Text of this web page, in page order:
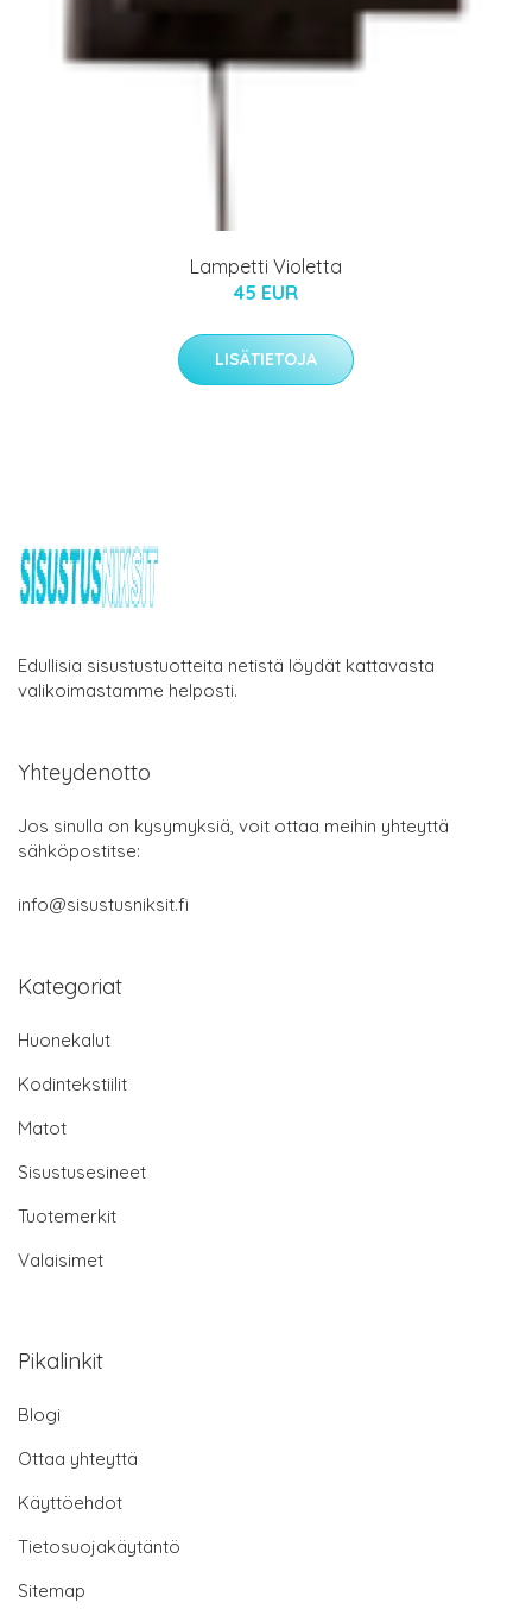
Lampetti Violetta
45 EUR
LISÄTIETOJA
Edullisia sisustustuotteita netistä löydät kattavasta
valikoimastamme helposti.
Yhteydenotto
Jos sinulla on kysymyksiä, voit ottaa meihin yhteyttä
sähköpostitse:
info@sisustusniksit.fi
Kategoriat
Huonekalut
Kodintekstiilit
Matot
Sisustusesineet
Tuotemerkit
Valaisimet
Pikalinkit
Blogi
Ottaa yhteyttä
Käyttöehdot
Tietosuojakäytäntö
Sitemap